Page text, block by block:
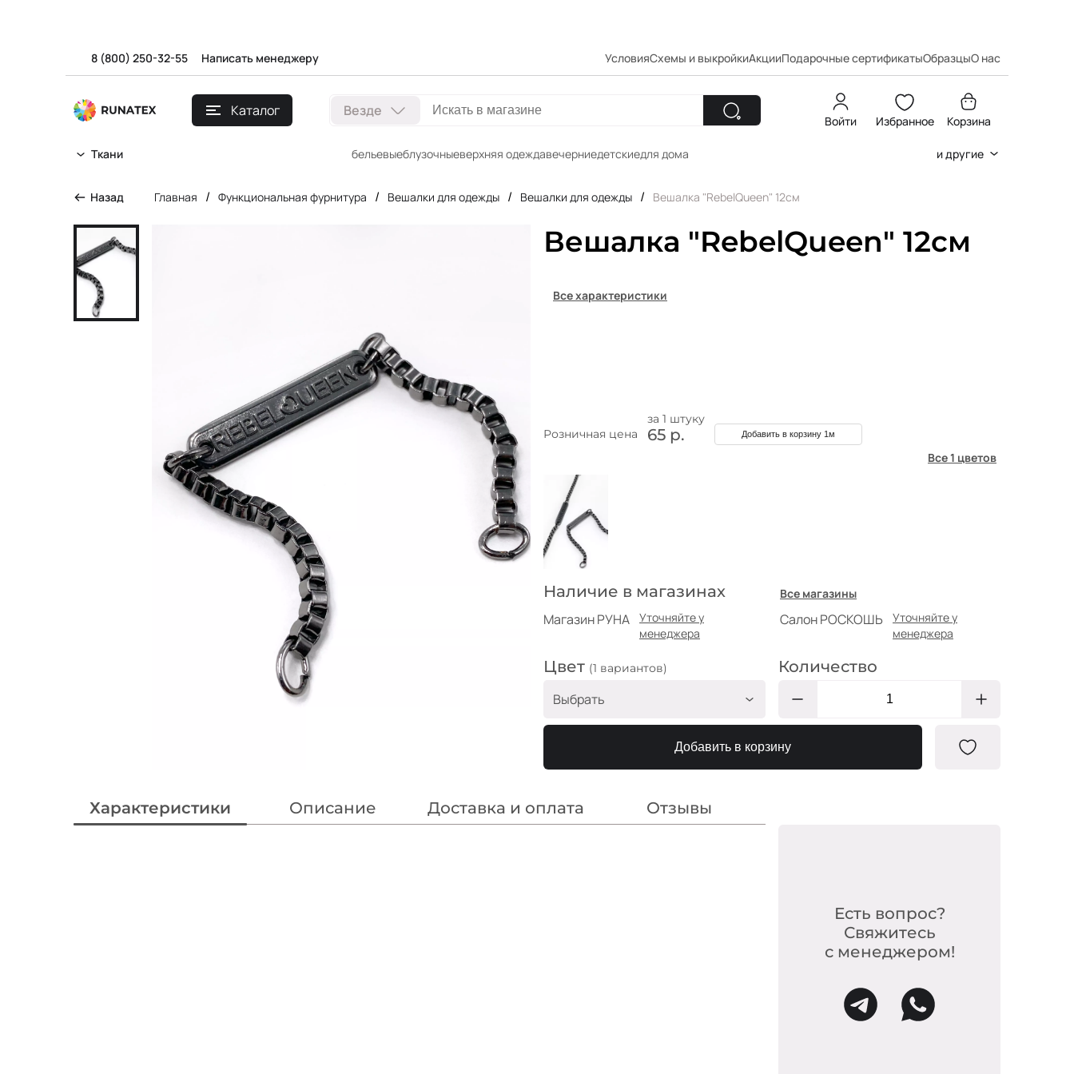
8 (800) 250-32-55 Написать менеджеру УсловияСхемы и выкройкиАкцииПодарочные сертификатыОбразцыО нас
Каталог Везде
Войти Избранное Корзина
Ткани бельевыеблузочныеверхняя одеждавечерниедетскиедля дома и другие
Назад Главная / Функциональная фурнитура / Вешалки для одежды / Вешалки для одежды / Вешалка "RebelQueen" 12см
Вешалка "RebelQueen" 12см
Все характеристики
за 1 штуку
Розничная цена
65 р. Добавить в корзину 1м
Все 1 цветов
Наличие в магазинах Все магазины
Магазин РУНА
Уточняйте у
менеджера
Салон РОСКОШЬ
Уточняйте у
менеджера
Цвет (1 вариантов)
Выбрать
Т.Никель 2400000390930
Количество
Добавить в корзину
Характеристики Описание Доставка и оплата Отзывы
Есть вопрос?
Свяжитесь
с менеджером!